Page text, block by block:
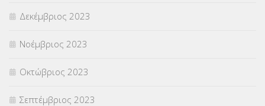
Δεκέμβριος 2023
Νοέμβριος 2023
Οκτώβριος 2023
Σεπτέμβριος 2023